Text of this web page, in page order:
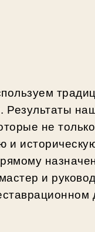
Результаты
не только
и
и